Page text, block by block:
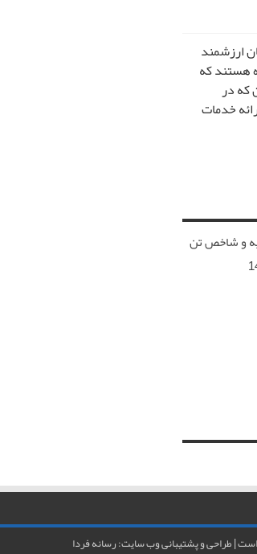
ارزشمند
هستند که
که در
خدمات
و شاخص تن
| طراحی و پشتیبانی وب سایت:رسانه فردا